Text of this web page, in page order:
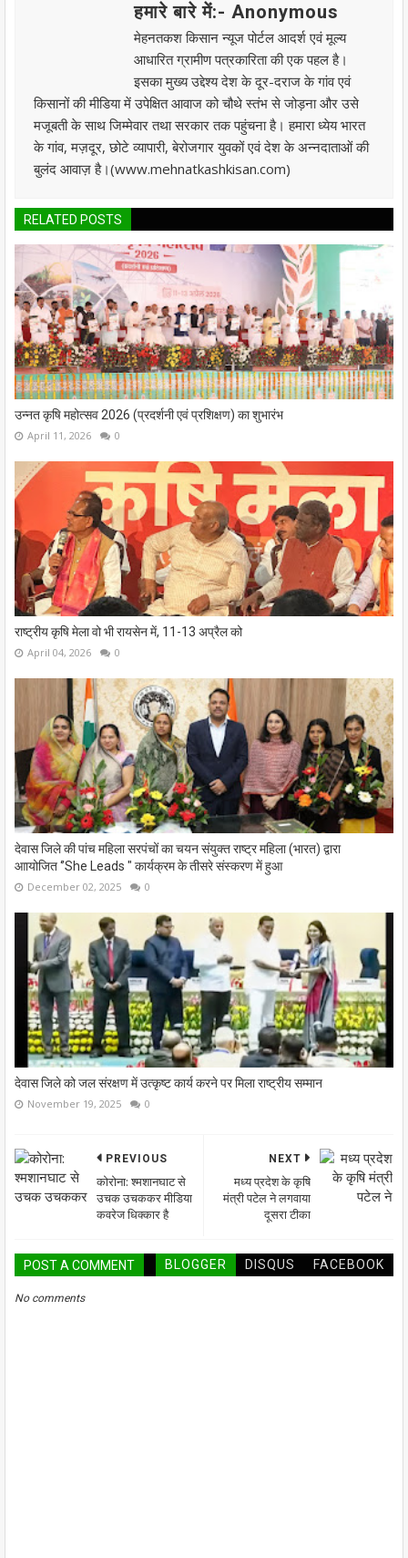
हमारे बारे में:- Anonymous
मेहनतकश किसान न्यूज पोर्टल आदर्श एवं मूल्य
आधारित ग्रामीण पत्रकारिता की एक पहल है।
इसका मुख्य उद्देश्य देश के दूर-दराज के गांव एवं
किसानों की मीडिया में उपेक्षित आवाज को चौथे स्तंभ से जोड़ना और उसे
मजूबती के साथ जिम्मेवार तथा सरकार तक पहुंचना है। हमारा ध्येय भारत
के गांव, मज़दूर, छोटे व्यापारी, बेरोजगार युवकों एवं देश के अन्नदाताओं की
बुलंद आवाज़ है।(www.mehnatkashkisan.com)
RELATED POSTS
उन्नत कृषि महोत्सव 2026 (प्रदर्शनी एवं प्रशिक्षण) का शुभारंभ
April 11, 2026 0
राष्ट्रीय कृषि मेला वो भी रायसेन में, 11-13 अप्रैल को
April 04, 2026 0
देवास जिले की पांच महिला सरपंचों का चयन संयुक्त राष्ट्र महिला (भारत) द्वारा
आायोजित ‘’She Leads " कार्यक्रम के तीसरे संस्‍करण में हुआ
December 02, 2025 0
देवास जिले को जल संरक्षण में उत्कृष्ट कार्य करने पर मिला राष्ट्रीय सम्मान
November 19, 2025 0
NEXT
मध्य प्रदेश के कृषि
मंत्री पटेल ने लगवाया
दूसरा टीका
PREVIOUS
कोरोना: श्मशानघाट से
उचक उचककर मीडिया
कवरेज धिक्कार है
POST A COMMENT BLOGGER DISQUS FACEBOOK
No comments